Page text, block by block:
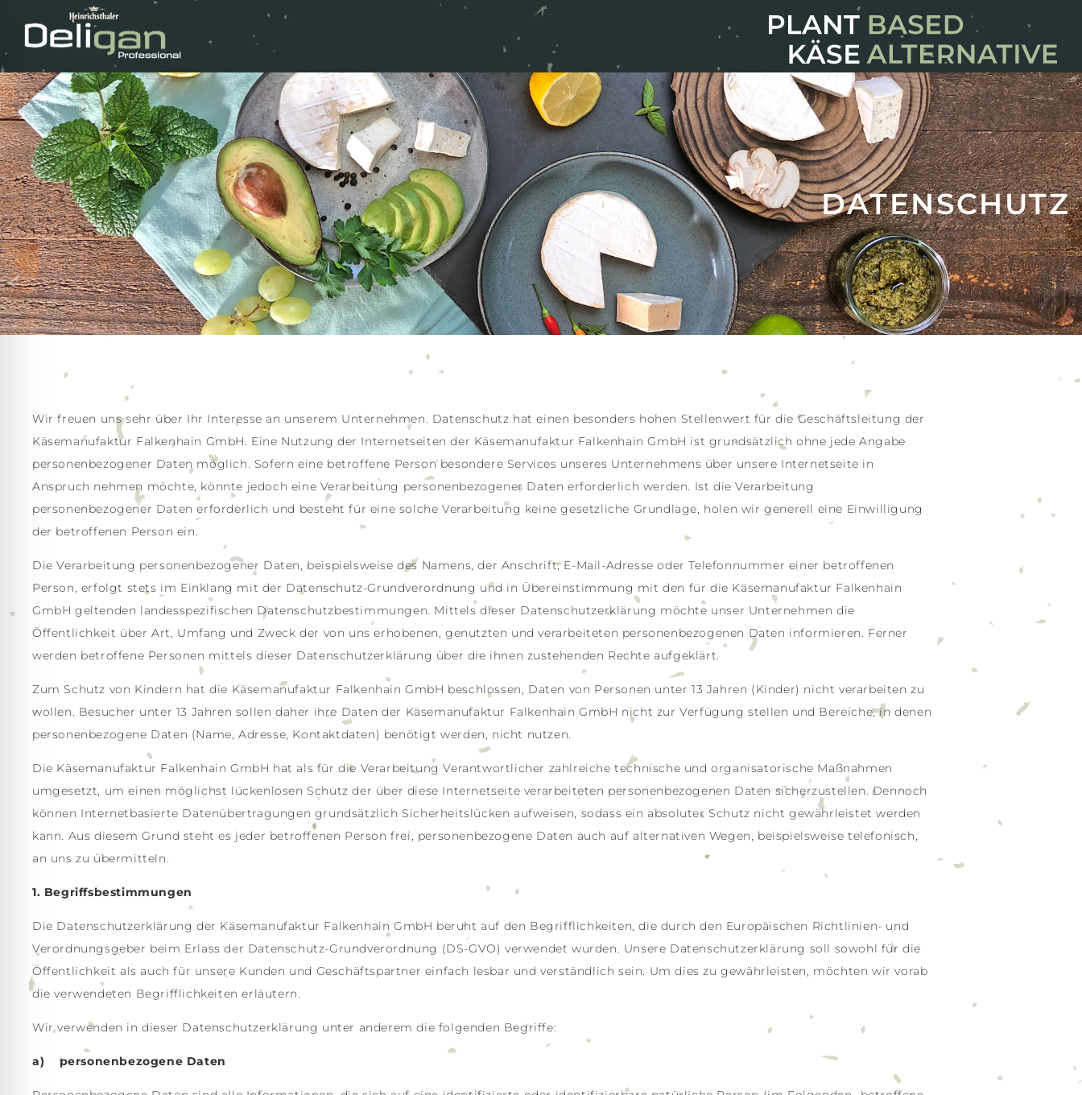
DATENSCHUTZ
Wir freuen uns sehr über Ihr Interesse an unserem Unternehmen. Datenschutz hat einen besonders hohen Stellenwert für die Geschäftsleitung der
Käsemanufaktur Falkenhain GmbH. Eine Nutzung der Internetseiten der Käsemanufaktur Falkenhain GmbH ist grundsätzlich ohne jede Angabe
personenbezogener Daten möglich. Sofern eine betroffene Person besondere Services unseres Unternehmens über unsere Internetseite in
Anspruch nehmen möchte, könnte jedoch eine Verarbeitung personenbezogener Daten erforderlich werden. Ist die Verarbeitung
personenbezogener Daten erforderlich und besteht für eine solche Verarbeitung keine gesetzliche Grundlage, holen wir generell eine Einwilligung
der betroffenen Person ein.
Die Verarbeitung personenbezogener Daten, beispielsweise des Namens, der Anschrift, E-Mail-Adresse oder Telefonnummer einer betroffenen
Person, erfolgt stets im Einklang mit der Datenschutz-Grundverordnung und in Übereinstimmung mit den für die Käsemanufaktur Falkenhain
GmbH geltenden landesspezifischen Datenschutzbestimmungen. Mittels dieser Datenschutzerklärung möchte unser Unternehmen die
Öffentlichkeit über Art, Umfang und Zweck der von uns erhobenen, genutzten und verarbeiteten personenbezogenen Daten informieren. Ferner
werden betroffene Personen mittels dieser Datenschutzerklärung über die ihnen zustehenden Rechte aufgeklärt.
Zum Schutz von Kindern hat die Käsemanufaktur Falkenhain GmbH beschlossen, Daten von Personen unter 13 Jahren (Kinder) nicht verarbeiten zu
wollen. Besucher unter 13 Jahren sollen daher ihre Daten der Käsemanufaktur Falkenhain GmbH nicht zur Verfügung stellen und Bereiche, in denen
personenbezogene Daten (Name, Adresse, Kontaktdaten) benötigt werden, nicht nutzen.
Die Käsemanufaktur Falkenhain GmbH hat als für die Verarbeitung Verantwortlicher zahlreiche technische und organisatorische Maßnahmen
umgesetzt, um einen möglichst lückenlosen Schutz der über diese Internetseite verarbeiteten personenbezogenen Daten sicherzustellen. Dennoch
können Internetbasierte Datenübertragungen grundsätzlich Sicherheitslücken aufweisen, sodass ein absoluter Schutz nicht gewährleistet werden
kann. Aus diesem Grund steht es jeder betroffenen Person frei, personenbezogene Daten auch auf alternativen Wegen, beispielsweise telefonisch,
an uns zu übermitteln.
1. Begriffsbestimmungen
Die Datenschutzerklärung der Käsemanufaktur Falkenhain GmbH beruht auf den Begrifflichkeiten, die durch den Europäischen Richtlinien- und
Verordnungsgeber beim Erlass der Datenschutz-Grundverordnung (DS-GVO) verwendet wurden. Unsere Datenschutzerklärung soll sowohl für die
Öffentlichkeit als auch für unsere Kunden und Geschäftspartner einfach lesbar und verständlich sein. Um dies zu gewährleisten, möchten wir vorab
die verwendeten Begrifflichkeiten erläutern.
Wir verwenden in dieser Datenschutzerklärung unter anderem die folgenden Begriffe:
a) personenbezogene Daten